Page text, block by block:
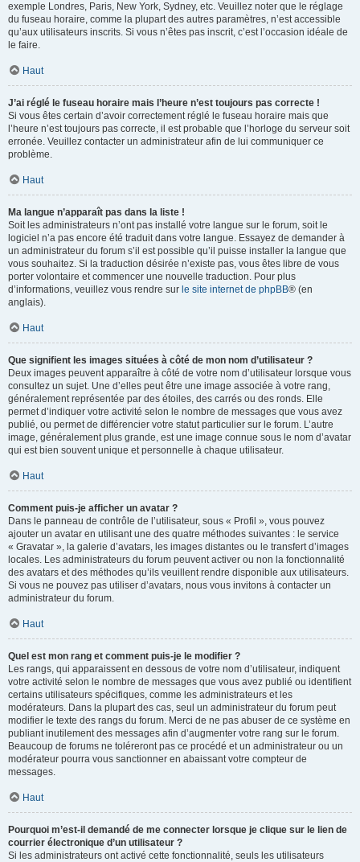
exemple Londres, Paris, New York, Sydney, etc. Veuillez noter que le réglage
du fuseau horaire, comme la plupart des autres paramètres, n’est accessible
qu’aux utilisateurs inscrits. Si vous n’êtes pas inscrit, c’est l’occasion idéale de
le faire.
Haut
J’ai réglé le fuseau horaire mais l’heure n’est toujours pas correcte !
Si vous êtes certain d’avoir correctement réglé le fuseau horaire mais que
l’heure n’est toujours pas correcte, il est probable que l’horloge du serveur soit
erronée. Veuillez contacter un administrateur afin de lui communiquer ce
problème.
Haut
Ma langue n’apparaît pas dans la liste !
Soit les administrateurs n’ont pas installé votre langue sur le forum, soit le
logiciel n’a pas encore été traduit dans votre langue. Essayez de demander à
un administrateur du forum s’il est possible qu’il puisse installer la langue que
vous souhaitez. Si la traduction désirée n’existe pas, vous êtes libre de vous
porter volontaire et commencer une nouvelle traduction. Pour plus
d’informations, veuillez vous rendre sur le site internet de phpBB® (en
anglais).
Haut
Que signifient les images situées à côté de mon nom d’utilisateur ?
Deux images peuvent apparaître à côté de votre nom d’utilisateur lorsque vous
consultez un sujet. Une d’elles peut être une image associée à votre rang,
généralement représentée par des étoiles, des carrés ou des ronds. Elle
permet d’indiquer votre activité selon le nombre de messages que vous avez
publié, ou permet de différencier votre statut particulier sur le forum. L’autre
image, généralement plus grande, est une image connue sous le nom d’avatar
qui est bien souvent unique et personnelle à chaque utilisateur.
Haut
Comment puis-je afficher un avatar ?
Dans le panneau de contrôle de l’utilisateur, sous « Profil », vous pouvez
ajouter un avatar en utilisant une des quatre méthodes suivantes : le service
« Gravatar », la galerie d’avatars, les images distantes ou le transfert d’images
locales. Les administrateurs du forum peuvent activer ou non la fonctionnalité
des avatars et des méthodes qu’ils veuillent rendre disponible aux utilisateurs.
Si vous ne pouvez pas utiliser d’avatars, nous vous invitons à contacter un
administrateur du forum.
Haut
Quel est mon rang et comment puis-je le modifier ?
Les rangs, qui apparaissent en dessous de votre nom d’utilisateur, indiquent
votre activité selon le nombre de messages que vous avez publié ou identifient
certains utilisateurs spécifiques, comme les administrateurs et les
modérateurs. Dans la plupart des cas, seul un administrateur du forum peut
modifier le texte des rangs du forum. Merci de ne pas abuser de ce système en
publiant inutilement des messages afin d’augmenter votre rang sur le forum.
Beaucoup de forums ne toléreront pas ce procédé et un administrateur ou un
modérateur pourra vous sanctionner en abaissant votre compteur de
messages.
Haut
Pourquoi m’est-il demandé de me connecter lorsque je clique sur le lien de
courrier électronique d’un utilisateur ?
Si les administrateurs ont activé cette fonctionnalité, seuls les utilisateurs